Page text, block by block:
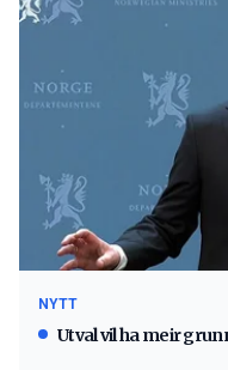
NYTT
Utval vil ha meir